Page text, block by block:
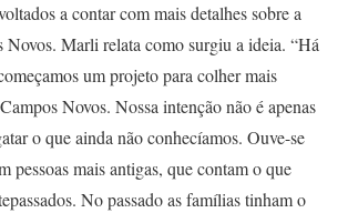
a contar com mais detalhes sobre a
Novos. Marli relata como surgiu a ideia. “Há
um projeto para colher mais
Novos. Nossa intenção não é apenas
o que ainda não conhecíamos. Ouve-se
pessoas mais antigas, que contam o que
No passado as famílias tinham o